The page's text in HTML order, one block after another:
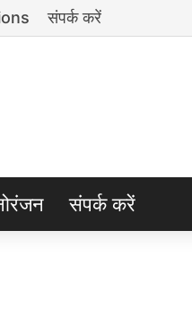
संपर्क करें
संपर्क करें